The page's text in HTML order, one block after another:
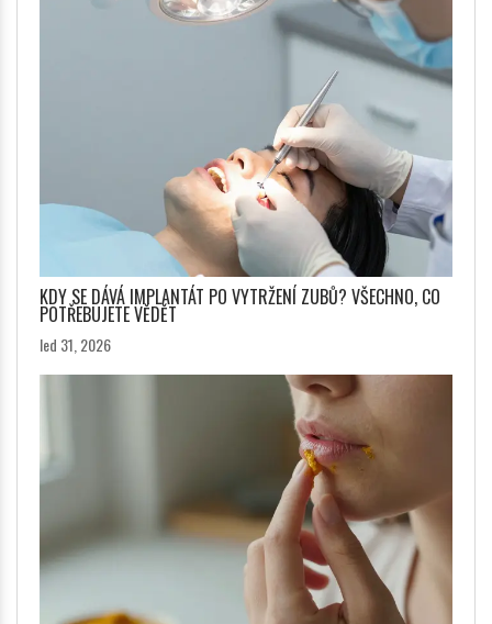
KDY SE DÁVÁ IMPLANTÁT PO VYTRŽENÍ ZUBŮ? VŠECHNO, CO
POTŘEBUJETE VĚDĚT
led 31, 2026